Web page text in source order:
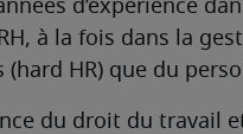
d’expérience
à la fois dans la
(hard HR) que du
du droit du travail